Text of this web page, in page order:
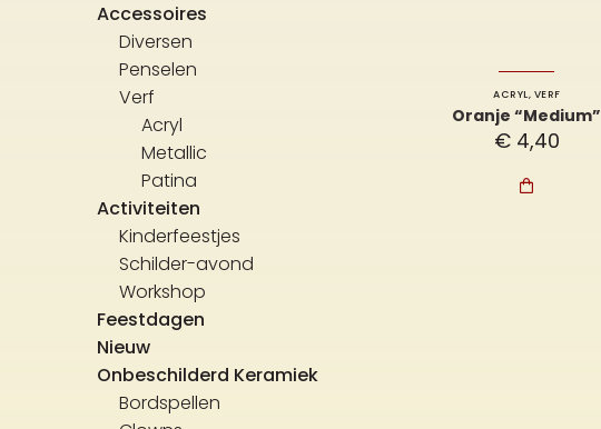
Accessoires
Diversen
Penselen
Verf
Acryl
Metallic
Patina
Activiteiten
Kinderfeestjes
Schilder-avond
Workshop
Feestdagen
Nieuw
Onbeschilderd Keramiek
Bordspellen
ACRYL, VERF
Oranje “Medium”
€4,40
